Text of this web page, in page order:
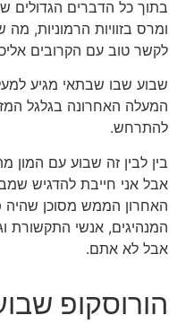
בתוך כל הדברים הגדולים
ומרס בזוויות הרמוניות,
לקשר טוב עם הקרובים
שבוע שבו שבתאי מגיע
המעלה האחרונה בגלגל
להתרחש.
בין לבין זה שבוע עם
אבל אני חייבת להדגיש
האחרון הממש מסוכן
המנהיגים, אנשי התקשורת
אבל לא אתם.
הורוסקופ